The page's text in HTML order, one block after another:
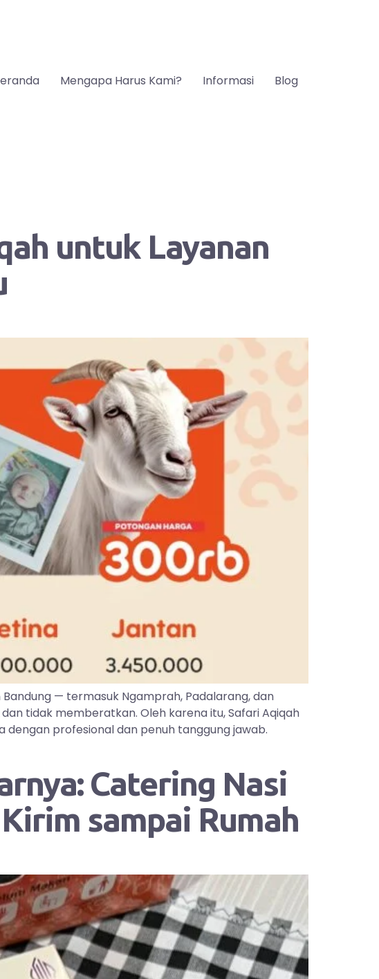
Mengapa Harus Kami? Informasi Blog
untuk Layanan
— termasuk Ngamprah, Padalarang, dan
tidak memberatkan. Oleh karena itu, Safari Aqiqah
dengan profesional dan penuh tanggung jawab.
Catering Nasi
sampai Rumah